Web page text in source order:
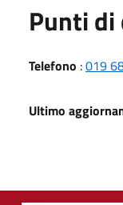
Punti
Telefono :019
Ultimo